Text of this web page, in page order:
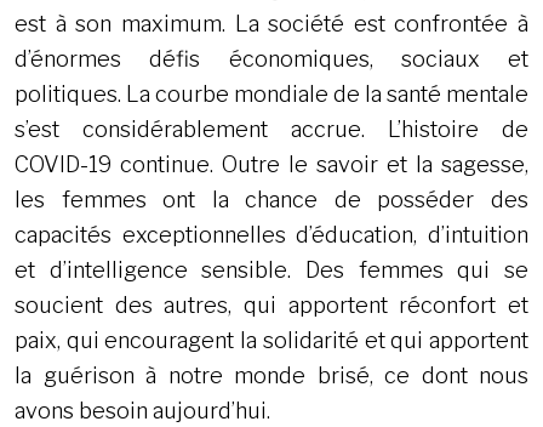
est à son maximum. La société est confrontée à
d’énormes défis économiques, sociaux et
politiques. La courbe mondiale de la santé mentale
s’est considérablement accrue. L’histoire de
COVID-19 continue. Outre le savoir et la sagesse,
les femmes ont la chance de posséder des
capacités exceptionnelles d’éducation, d’intuition
et d’intelligence sensible. Des femmes qui se
soucient des autres, qui apportent réconfort et
paix, qui encouragent la solidarité et qui apportent
la guérison à notre monde brisé, ce dont nous
avons besoin aujourd’hui.